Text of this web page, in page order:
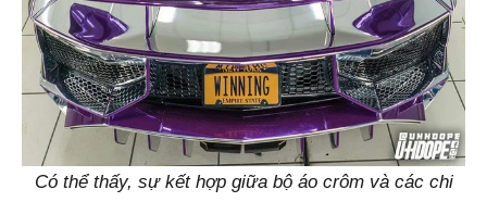
Có thể thấy, sự kết hợp giữa bộ áo crôm và các chi